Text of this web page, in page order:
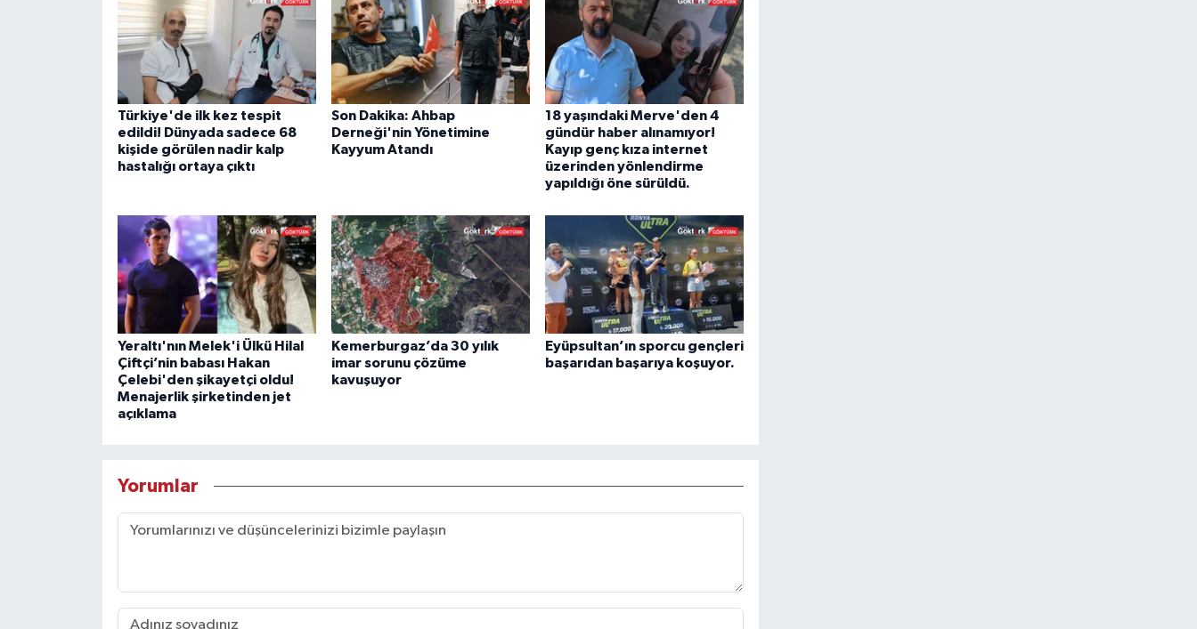
Türkiye'de ilk kez tespit
edildi! Dünyada sadece 68
kişide görülen nadir kalp
hastalığı ortaya çıktı
Son Dakika: Ahbap
Derneği'nin Yönetimine
Kayyum Atandı
18 yaşındaki Merve'den 4
gündür haber alınamıyor!
Kayıp genç kıza internet
üzerinden yönlendirme
yapıldığı öne sürüldü.
Yeraltı'nın Melek'i Ülkü Hilal
Çiftçi’nin babası Hakan
Çelebi'den şikayetçi oldu!
Menajerlik şirketinden jet
açıklama
Kemerburgaz’da 30 yılık
imar sorunu çözüme
kavuşuyor
Eyüpsultan’ın sporcu gençleri
başarıdan başarıya koşuyor.
Yorumlar